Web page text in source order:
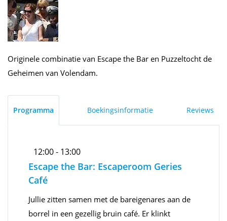
Originele combinatie van Escape the Bar en Puzzeltocht de
Geheimen van Volendam.
Programma Boekingsinformatie Reviews
12:00 - 13:00
Escape the Bar: Escaperoom Geries
Café
Jullie zitten samen met de bareigenares aan de
borrel in een gezellig bruin café. Er klinkt